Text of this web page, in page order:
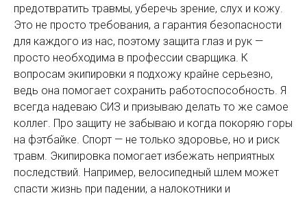
предотвратить травмы, уберечь зрение, слух и кожу.
Это не просто требования, а гарантия безопасности
для каждого из нас, поэтому защита глаз и рук —
просто необходима в профессии сварщика. К
вопросам экипировки я подхожу крайне серьезно,
ведь она помогает сохранить работоспособность. Я
всегда надеваю СИЗ и призываю делать то же самое
коллег. Про защиту не забываю и когда покоряю горы
на фэтбайке. Спорт — не только здоровье, но и риск
травм. Экипировка помогает избежать неприятных
последствий. Например, велосипедный шлем может
спасти жизнь при падении, а налокотники и